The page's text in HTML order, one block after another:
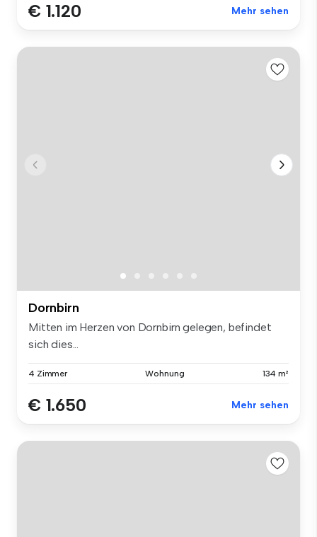
€ 1.120 Mehr sehen
Dornbirn
Mitten im Herzen von Dornbirn gelegen, befindet
sich dies...
4 Zimmer Wohnung 134 m²
€ 1.650 Mehr sehen